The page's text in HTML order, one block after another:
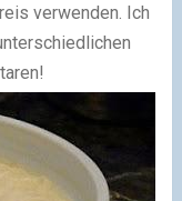
verwenden. Ich